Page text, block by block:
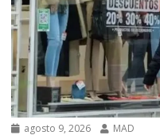
agosto 9, 2026 MAD